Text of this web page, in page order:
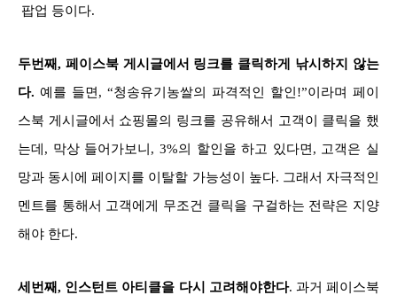
팝업 등이다.
두번째, 페이스북 게시글에서 링크를 클릭하게 낚시하지 않는
다. 예를 들면, “청송유기농쌀의 파격적인 할인!”이라며 페이
스북 게시글에서 쇼핑몰의 링크를 공유해서 고객이 클릭을 했
는데, 막상 들어가보니, 3%의 할인을 하고 있다면, 고객은 실
망과 동시에 페이지를 이탈할 가능성이 높다. 그래서 자극적인
멘트를 통해서 고객에게 무조건 클릭을 구걸하는 전략은 지양
해야 한다.
세번째, 인스턴트 아티클을 다시 고려해야한다. 과거 페이스북